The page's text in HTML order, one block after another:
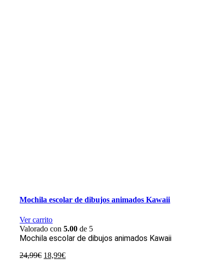
Mochila escolar de dibujos animados Kawaii
Ver carrito
Valorado con5.00 de 5
Mochila escolar de dibujos animados Kawaii
24,99€ El
18,99€El